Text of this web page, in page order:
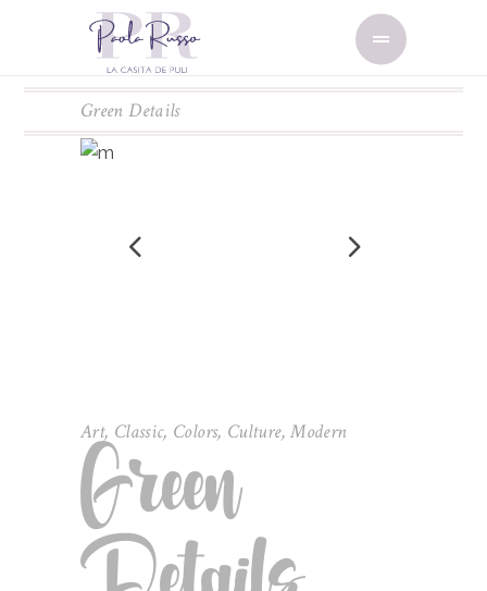
Green Details
Art, Classic, Colors, Culture,Modern
Green